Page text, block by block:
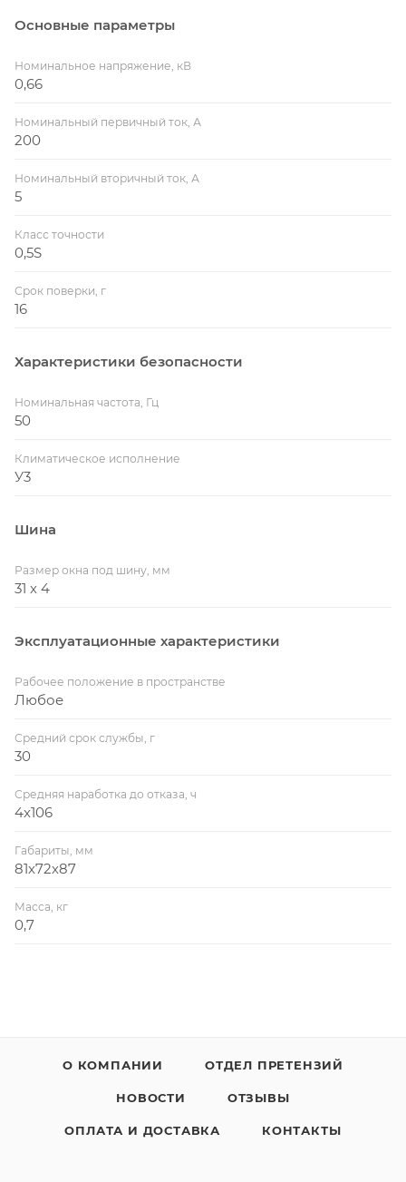
Основные параметры
Номинальное напряжение, кВ
0,66
Номинальный первичный ток, А
200
Номинальный вторичный ток, А
5
Класс точности
0,5S
Срок поверки, г
16
Характеристики безопасности
Номинальная частота, Гц
50
Климатическое исполнение
У3
Шина
Размер окна под шину, мм
31 х 4
Эксплуатационные характеристики
Рабочее положение в пространстве
Любое
Средний срок службы, г
30
Средняя наработка до отказа, ч
4х106
Габариты, мм
81х72х87
Масса, кг
0,7
О КОМПАНИИ ОТДЕЛ ПРЕТЕНЗИЙ
НОВОСТИ ОТЗЫВЫ
ОПЛАТА И ДОСТАВКА КОНТАКТЫ